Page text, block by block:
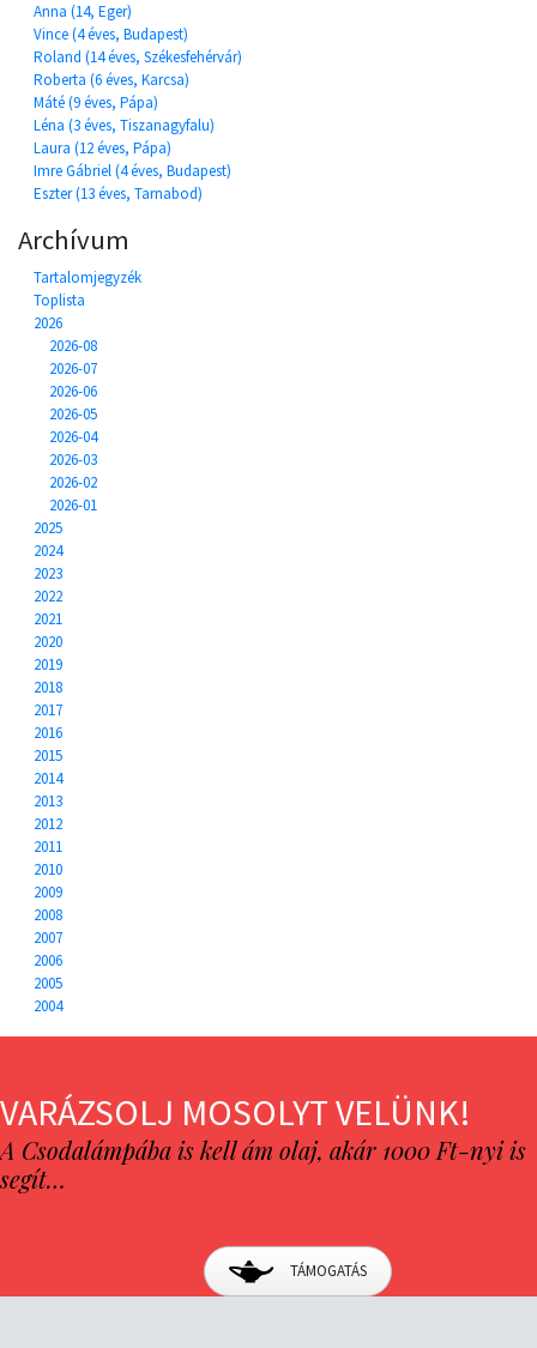
Anna (14, Eger)
Vince (4 éves, Budapest)
Roland (14 éves, Székesfehérvár)
Roberta (6 éves, Karcsa)
Máté (9 éves, Pápa)
Léna (3 éves, Tiszanagyfalu)
Laura (12 éves, Pápa)
Imre Gábriel (4 éves, Budapest)
Eszter (13 éves, Tarnabod)
Archívum
Tartalomjegyzék
Toplista
2026
2026-08
2026-07
2026-06
2026-05
2026-04
2026-03
2026-02
2026-01
2025
2024
2023
2022
2021
2020
2019
2018
2017
2016
2015
2014
2013
2012
2011
2010
2009
2008
2007
2006
2005
2004
VARÁZSOLJ MOSOLYT VELÜNK!
A Csodalámpába is kell ám olaj, akár 1000 Ft-nyi is
segít…
TÁMOGATÁS